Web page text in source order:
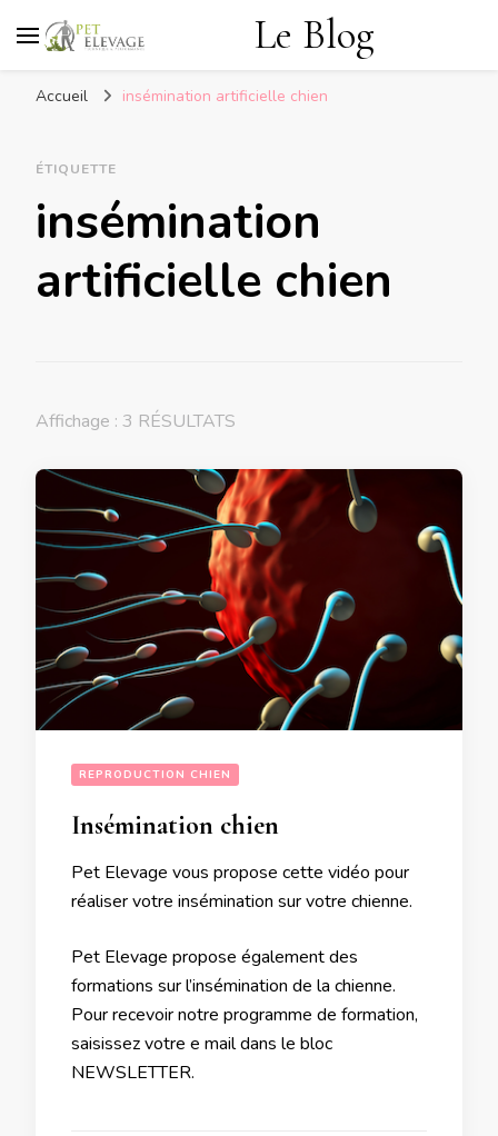
Le Blog
Accueil insémination artificielle chien
ÉTIQUETTE
insémination
artificielle chien
Affichage : 3 RÉSULTATS
REPRODUCTION CHIEN
Insémination chien
Pet Elevage vous propose cette vidéo pour
réaliser votre insémination sur votre chienne.
Pet Elevage propose également des
formations sur l’insémination de la chienne.
Pour recevoir notre programme de formation,
saisissez votre e mail dans le bloc
NEWSLETTER.